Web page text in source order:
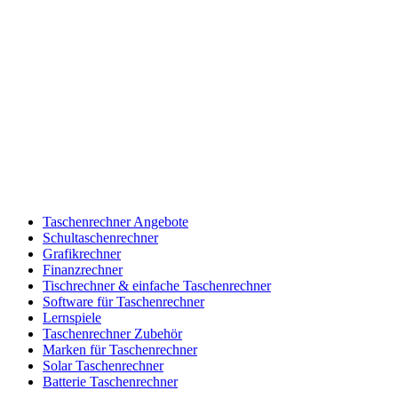
Taschenrechner Angebote
Schultaschenrechner
Grafikrechner
Finanzrechner
Tischrechner & einfache Taschenrechner
Software für Taschenrechner
Lernspiele
Taschenrechner Zubehör
Marken für Taschenrechner
Solar Taschenrechner
Batterie Taschenrechner